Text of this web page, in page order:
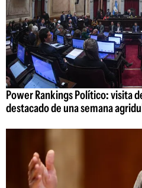
Power Rankings Político: visita
destacado de una semana